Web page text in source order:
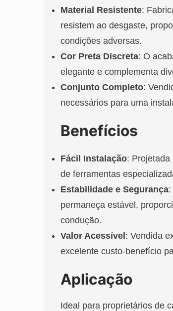
Material Resistente:
resistem ao desgaste,
condições adversas.
Cor Preta Discreta: O
elegante e complementa
Conjunto Completo:
necessários para uma
Benefícios
Fácil Instalação: Projetada
de ferramentas
Estabilidade e Segurança
permaneça estável,
condução.
Valor Acessível: Vendida
excelente custo-benefício
Aplicação
Ideal para proprietários de